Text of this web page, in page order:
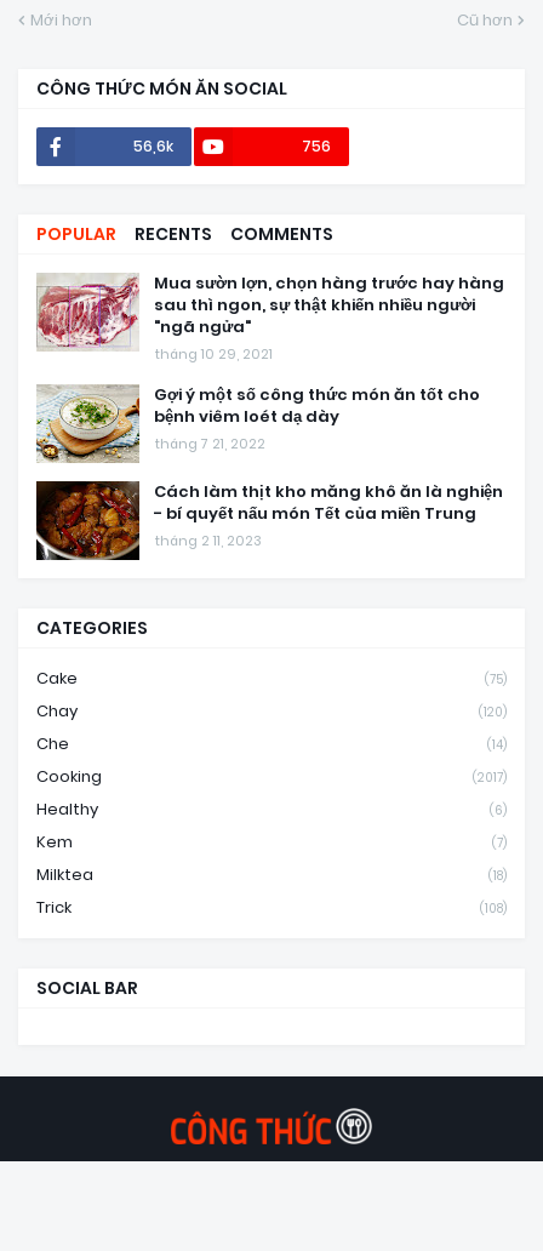
Mới hơn Cũ hơn
CÔNG THỨC MÓN ĂN SOCIAL
56,6k 756
POPULAR RECENTS COMMENTS
Mua sườn lợn, chọn hàng trước hay hàng
sau thì ngon, sự thật khiến nhiều người
"ngã ngửa"
tháng 10 29, 2021
Gợi ý một số công thức món ăn tốt cho
bệnh viêm loét dạ dày
tháng 7 21, 2022
Cách làm thịt kho măng khô ăn là nghiện
- bí quyết nấu món Tết của miền Trung
tháng 2 11, 2023
CATEGORIES
Cake (75)
Chay (120)
Che (14)
Cooking (2017)
Healthy (6)
Kem (7)
Milktea (18)
Trick (108)
SOCIAL BAR